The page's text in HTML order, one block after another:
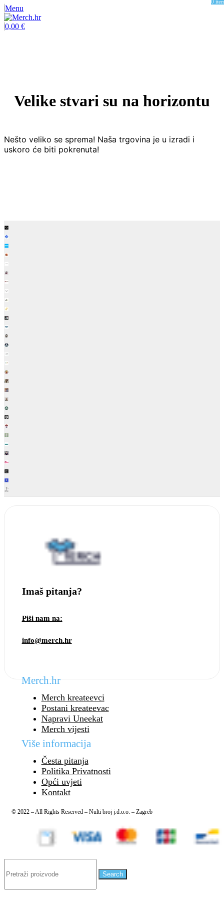
Menu
0
0,00 €
Velike stvari su na horizontu
Nešto veliko se sprema! Naša trgovina je u izradi i
uskoro će biti pokrenuta!
Imaš pitanja?
Piši nam na:
info@merch.hr
Merch.hr
Merch kreateevci
Postani kreateevac
Napravi Uneekat
Merch vijesti
Više informacija
Česta pitanja
Politika Privatnosti
Opći uvjeti
Kontakt
© 2022 – All Rights Reserved – Nulti broj j.d.o.o. – Zagreb
Search